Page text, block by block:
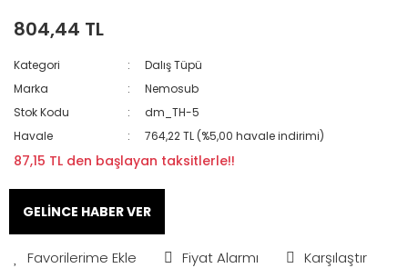
804,44 TL
Kategori
Dalış Tüpü
Marka
Nemosub
Stok Kodu
dm_TH-5
Havale
764,22 TL (%5,00 havale indirimi)
87,15 TL den başlayan taksitlerle!!
GELİNCE HABER VER
Fiyat Alarmı Karşılaştır